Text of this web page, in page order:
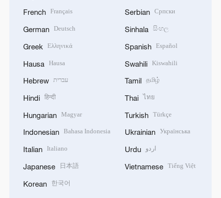
French Français
German Deutsch
Greek Ελληνικά
Hausa Hausa
Hebrew עברית
Hindi हिन्दी
Hungarian Magyar
Indonesian Bahasa Indonesia
Italian Italiano
Japanese 日本語
Korean 한국어
Serbian Српски
Sinhala සිංහල
Spanish Español
Swahili Kiswahili
Tamil தமிழ்
Thai ไทย
Turkish Türkçe
Ukrainian Українська
Urdu اردو
Vietnamese Tiếng Việt